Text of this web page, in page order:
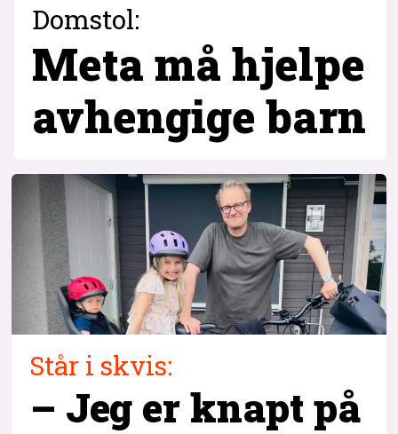
Domstol:
Meta må hjelpe
avhengige barn
Står i skvis:
– Jeg er knapt på